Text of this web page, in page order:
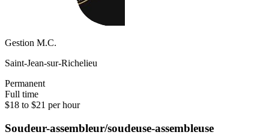
Gestion M.C.
Saint-Jean-sur-Richelieu
Permanent
Full time
$18 to $21 per hour
Soudeur-assembleur/soudeuse-assembleuse